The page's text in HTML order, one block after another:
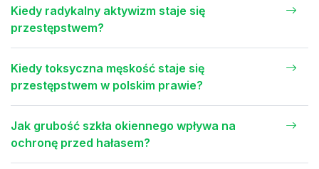
Kiedy radykalny aktywizm staje się
przestępstwem?
Kiedy toksyczna męskość staje się
przestępstwem w polskim prawie?
Jak grubość szkła okiennego wpływa na
ochronę przed hałasem?